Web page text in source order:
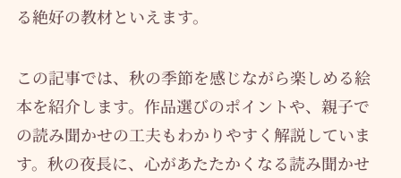
る絶好の教材といえます。
この記事では、秋の季節を感じながら楽しめる絵
本を紹介します。作品選びのポイントや、親子で
の読み聞かせの工夫もわかりやすく解説していま
す。秋の夜長に、心があたたかくなる読み聞かせ